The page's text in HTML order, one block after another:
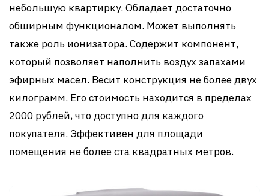
небольшую квартирку. Обладает достаточно
обширным функционалом. Может выполнять
также роль ионизатора. Содержит компонент,
который позволяет наполнить воздух запахами
эфирных масел. Весит конструкция не более двух
килограмм. Его стоимость находится в пределах
2000 рублей, что доступно для каждого
покупателя. Эффективен для площади
помещения не более ста квадратных метров.